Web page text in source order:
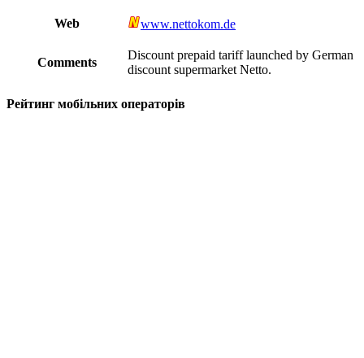
Web www.nettokom.de
Comments
Discount prepaid tariff launched by German
discount supermarket Netto.
Рейтинг мобільних операторів